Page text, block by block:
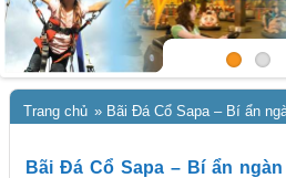
Trang chủ » Bãi Đá Cổ Sapa – Bí ẩn
Bãi Đá Cổ Sapa – Bí ẩn